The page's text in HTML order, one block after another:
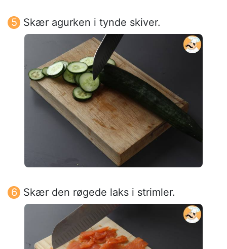
Skær agurken i tynde skiver.
Skær den røgede laks i strimler.